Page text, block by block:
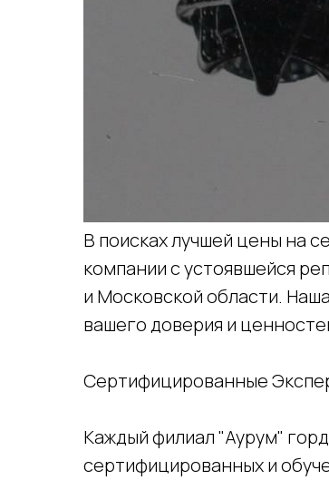
В поисках лучшей цены на
компании с устоявшейся
и Московской области.
вашего доверия и
Сертифицированные
Каждый филиал "Аурум"
сертифицированных и